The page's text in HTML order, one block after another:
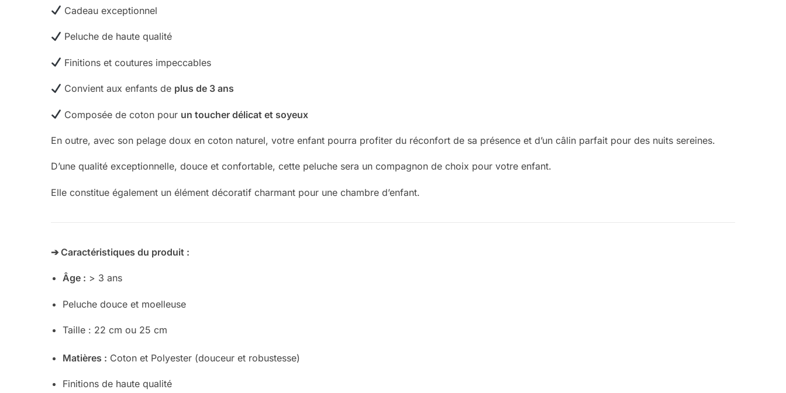
Cadeau exceptionnel
Peluche de haute qualité
Finitions et coutures impeccables
Convient aux enfants de plus de 3 ans
Composée de coton pour un toucher délicat et soyeux
En outre, avec son pelage doux en coton naturel, votre enfant pourra profiter du réconfort de sa présence et d’un câlin parfait pour des nuits sereines.
D’une qualité exceptionnelle, douce et confortable, cette peluche sera un compagnon de choix pour votre enfant.
Elle constitue également un élément décoratif charmant pour une chambre d’enfant.
➔ Caractéristiques du produit :
Âge : > 3 ans
Peluche douce et moelleuse
Taille : 22 cm ou 25 cm
Matières : Coton et Polyester (douceur et robustesse)
Finitions de haute qualité